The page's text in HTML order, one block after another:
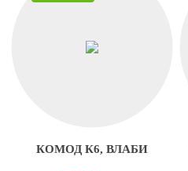
КОМОД К6, ВЛАБИ